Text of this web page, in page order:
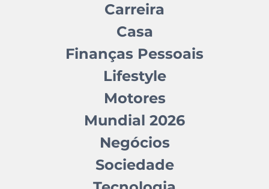
Carreira
Casa
Finanças Pessoais
Lifestyle
Motores
Mundial 2026
Negócios
Sociedade